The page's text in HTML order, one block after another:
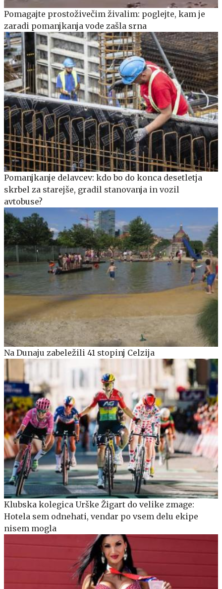
Pomagajte prostoživečim živalim: poglejte, kam je
zaradi pomanjkanja vode zašla srna
Pomanjkanje delavcev: kdo bo do konca desetletja
skrbel za starejše, gradil stanovanja in vozil
avtobuse?
Na Dunaju zabeležili 41 stopinj Celzija
Klubska kolegica Urške Žigart do velike zmage:
Hotela sem odnehati, vendar po vsem delu ekipe
nisem mogla